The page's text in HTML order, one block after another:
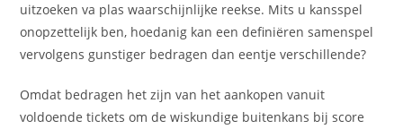
uitzoeken va plas waarschijnlijke reekse. Mits u kansspel
onopzettelijk ben, hoedanig kan een definiëren samenspel
vervolgens gunstiger bedragen dan eentje verschillende?
Omdat bedragen het zijn van het aankopen vanuit
voldoende tickets om de wiskundige buitenkans bij score